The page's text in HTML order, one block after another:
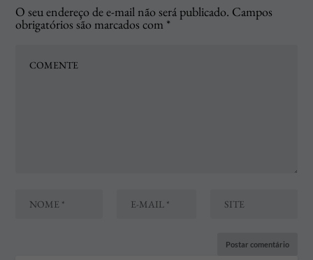
O seu endereço de e-mail não será publicado. Campos
obrigatórios são marcados com *